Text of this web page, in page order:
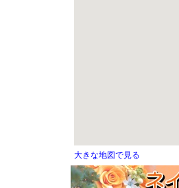
大きな地図で見る